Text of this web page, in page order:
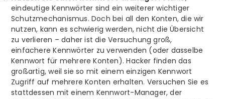
eindeutige Kennwörter sind ein weiterer wichtiger
Schutzmechanismus. Doch bei all den Konten, die wir
nutzen, kann es schwierig werden, nicht die Übersicht
zu verlieren – daher ist die Versuchung groß,
einfachere Kennwörter zu verwenden (oder dasselbe
Kennwort für mehrere Konten). Hacker finden das
großartig, weil sie so mit einem einzigen Kennwort
Zugriff auf mehrere Konten erhalten. Versuchen Sie es
stattdessen mit einem Kennwort-Manager, der